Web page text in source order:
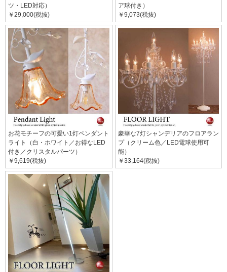
ツ・LED対応）
￥29,000(税抜)
ア球付き）
￥9,073(税抜)
お花モチーフの可愛い1灯ペンダント
ライト（白・ホワイト／お得なLED
付き／クリスタルパーツ）
￥9,619(税抜)
豪華な7灯シャンデリアのフロアラン
プ（クリーム色／LED電球使用可
能）
￥33,164(税抜)